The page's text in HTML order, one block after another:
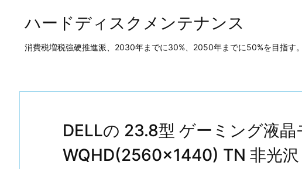
ハードディスクメンテナンス
消費税増税強硬推進派、2030年までに30%、2050年までに50%を目指す
DELLの 23.8型 ゲーミング液晶
WQHD(2560×1440) TN 非光沢